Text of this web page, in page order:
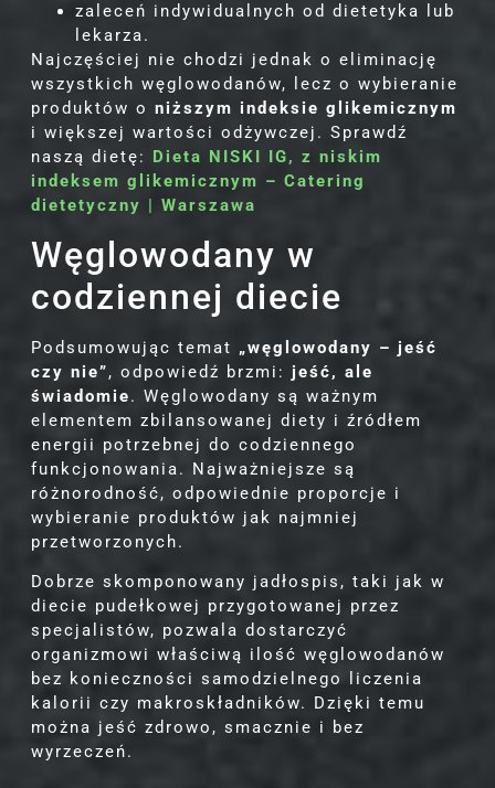
zaleceń indywidualnych od dietetyka lub
lekarza.
Najczęściej nie chodzi jednak o eliminację
wszystkich węglowodanów, lecz o wybieranie
produktów o niższym indeksie glikemicznym
i większej wartości odżywczej. Sprawdź
naszą dietę: Dieta NISKI IG, z niskim
indeksem glikemicznym – Catering
dietetyczny | Warszawa
Węglowodany w
codziennej diecie
Podsumowując temat „węglowodany – jeść
czy nie”, odpowiedź brzmi: jeść, ale
świadomie. Węglowodany są ważnym
elementem zbilansowanej diety i źródłem
energii potrzebnej do codziennego
funkcjonowania. Najważniejsze są
różnorodność, odpowiednie proporcje i
wybieranie produktów jak najmniej
przetworzonych.
Dobrze skomponowany jadłospis, taki jak w
diecie pudełkowej przygotowanej przez
specjalistów, pozwala dostarczyć
organizmowi właściwą ilość węglowodanów
bez konieczności samodzielnego liczenia
kalorii czy makroskładników. Dzięki temu
można jeść zdrowo, smacznie i bez
wyrzeczeń.